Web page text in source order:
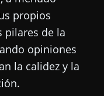
propios
pilares de la
opiniones
la calidez y la